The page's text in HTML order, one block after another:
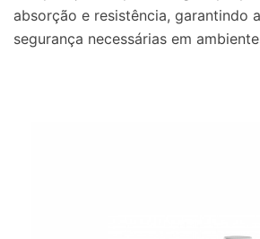
absorção e resistência, garantindo
segurança necessárias em